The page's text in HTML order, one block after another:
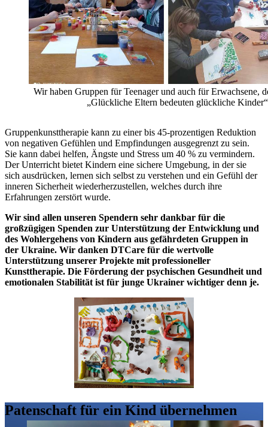
Wir haben Gruppen für Teenager und auch für Erwachsene,
„Glückliche Eltern bedeuten glückliche
Gruppenkunsttherapie kann zu einer bis 45-prozentigen Reduktion
von negativen Gefühlen und Empfindungen ausgegrenzt zu sein.
Sie kann dabei helfen, Ängste und Stress um 40 % zu vermindern.
Der Unterricht bietet Kindern eine sichere Umgebung, in der sie
sich ausdrücken, lernen sich selbst zu verstehen und ein Gefühl der
inneren Sicherheit wiederherzustellen, welches durch ihre
Erfahrungen zerstört wurde.
Wir sind allen unseren Spendern sehr dankbar für die
großzügigen Spenden zur Unterstützung der Entwicklung und
des Wohlergehens von Kindern aus gefährdeten Gruppen in
der Ukraine. Wir danken DTCare für die wertvolle
Unterstützung unserer Projekte mit professioneller
Kunsttherapie. Die Förderung der psychischen Gesundheit und
emotionalen Stabilität ist für junge Ukrainer wichtiger denn je.
Patenschaft für ein Kind übernehmen